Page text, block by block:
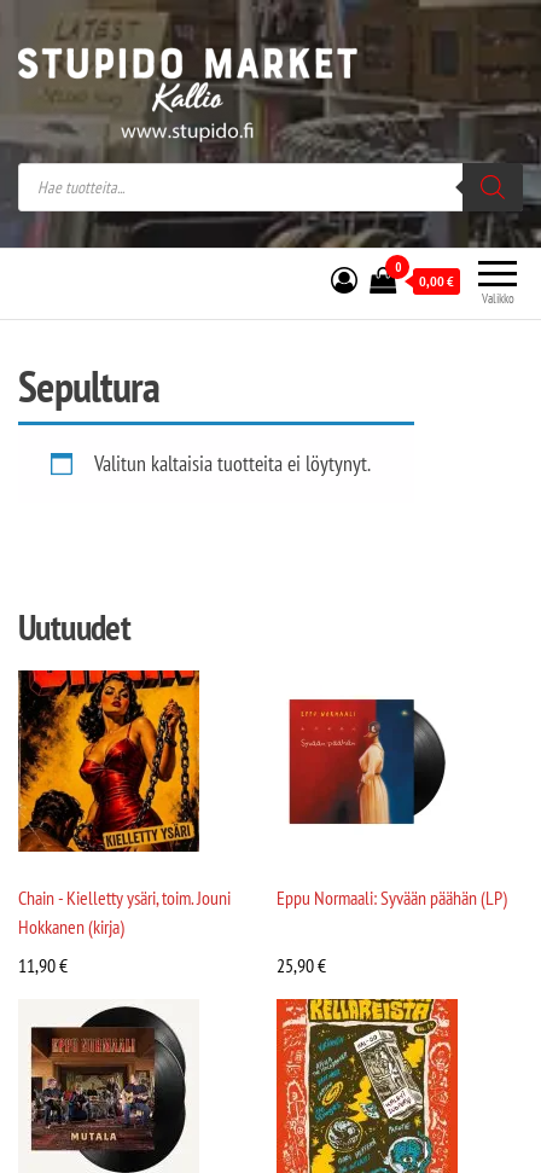
Stupido Market – verkossa ja kivijalassa
Stupido Market on vaihtoehtomusaan
erikoistunut verkko- sekä
kivijalkakauppa Helsingissä Kallion
sydämessä.
Valikko
0
0,00€
Sepultura
Valitun kaltaisia tuotteita ei löytynyt.
Uutuudet
Chain - Kielletty ysäri, toim. Jouni
Hokkanen (kirja)
11,90€
Eppu Normaali: Syvään päähän (LP)
25,90€